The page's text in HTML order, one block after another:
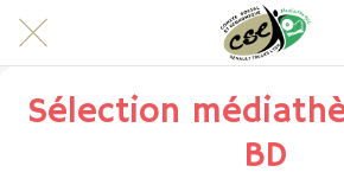
Sélection
BD